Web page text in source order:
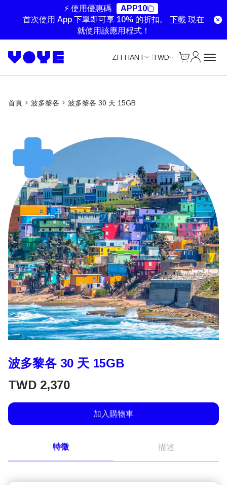
⚡ 使用優惠碼
APP10
首次使用 App 下單即可享 10% 的折扣。 下載 現在
就使用該應用程式！
ZH-HANT TWD
首頁 波多黎各 波多黎各 30 天 15GB
波多黎各 30 天 15GB
TWD 2,370
加入購物車
特徵 描述